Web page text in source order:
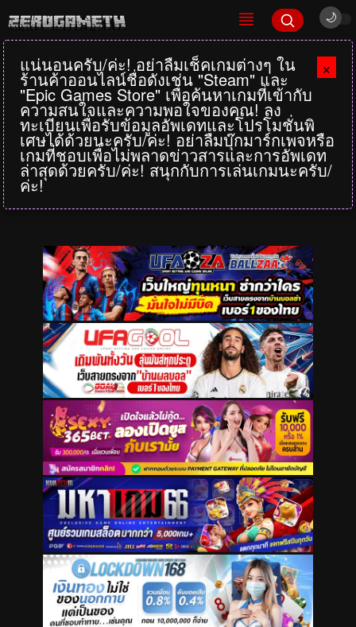
×
แน่นอนครับ/ค่ะ! อย่าลืมเช็คเกมต่างๆ ใน
ร้านค้าออนไลน์ชื่อดังเช่น "Steam" และ
"Epic Games Store" เพื่อค้นหาเกมที่เข้ากับ
ความสนใจและความพอใจของคุณ! ลง
ทะเบียนเพื่อรับข้อมูลอัพเดทและโปรโมชั่นพิ
เศษได้ด้วยนะครับ/ค่ะ! อย่าลืมบุ๊กมาร์กเพจหรือ
เกมที่ชอบเพื่อไม่พลาดข่าวสารและการอัพเดท
ล่าสุดด้วยครับ/ค่ะ! สนุกกับการเล่นเกมนะครับ/
ค่ะ!